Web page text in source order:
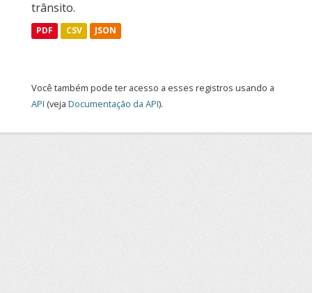
trânsito.
PDF CSV JSON
Você também pode ter acesso a esses registros usando a
API (veja Documentação da API).